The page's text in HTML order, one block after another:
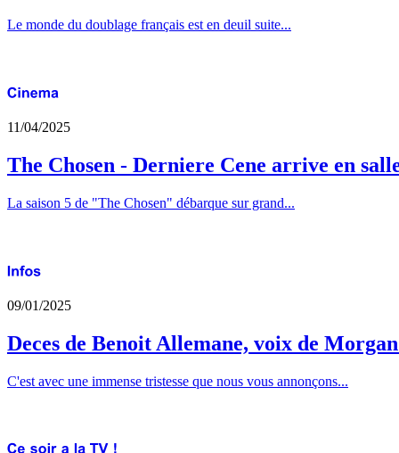
Le monde du doublage français est en deuil suite...
11/04/2025
The Chosen - Derniere Cene arrive en
La saison 5 de "The Chosen" débarque sur grand...
09/01/2025
Deces de Benoit Allemane, voix de
C'est avec une immense tristesse que nous vous annonçons...